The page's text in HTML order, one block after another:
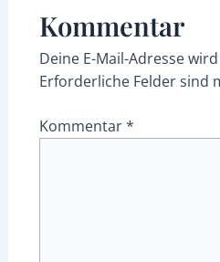
Kommentar
Deine E-Mail-Adresse
Erforderliche Felder sind
Kommentar*